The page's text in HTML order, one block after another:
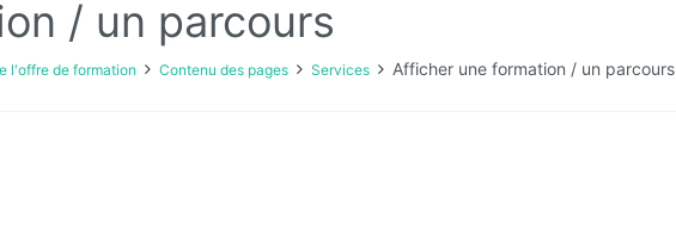
/ un parcours
l'offre de formation Contenu des pages Services Afficher une formation / un parcours